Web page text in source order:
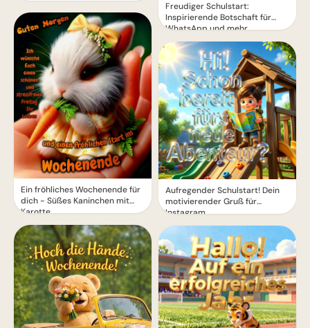
Ein fröhliches Wochenende für
dich - Süßes Kaninchen mit
Karotte
Freudiger Schulstart:
Inspirierende Botschaft für
WhatsApp und mehr
Aufregender Schulstart! Dein
motivierender Gruß für
Instagram